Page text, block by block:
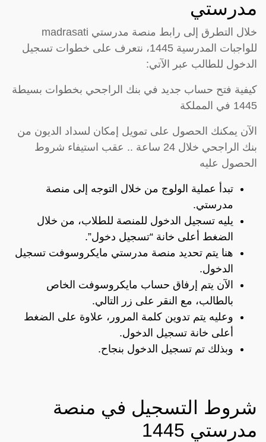
مدرستي
خلال التطرق إلى رابط منصة مدرستي madrasati
للواجبات المدرسية 1445، نتعرف على خطوات تسجيل
الدخول للطالب عبر الآتي:
كيفية فتح حساب جديد في بنك الراجحي بخطوات بسيطة
1445 في المملكة
الآن يمكنك الحصول على تمويل إمكان لسداد الديون من
بنك الراجحي خلال 24 ساعة .. عقب استيفاء شروط
الحصول عليه
تبدأ عملية الولوج من خلال التوجه إلى منصة
مدرستي.
يليه تسجيل الدخول للمنصة للطلاب، من خلال
الضغط أعلى خانة “تسجيل دخول”.
هنا يتم تحديد منصة مدرستي مايكروسوفت تسجيل
الدخول.
الآن يتم إرفاق حساب مايكروسوفت الخاص
بالطالب، مع النقر على زر التالي.
وعليه يتم تدوين كلمة المرور، علاوة على الضغط
أعلى خانة تسجيل الدخول.
وبذلك تم تسجيل الدخول بنجاح.
شروط التسجيل في منصة
مدرستي 1445